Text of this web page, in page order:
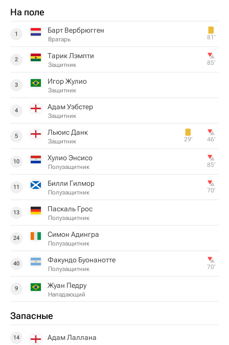
На поле
1 Барт Вербрюгген
Вратарь 81‎’‎
2 Тарик Лэмпти
Защитник 85‎’‎
3 Игор Жулио
Защитник
4 Адам Уэбстер
Защитник
5 Льюис Данк
Защитник 29‎’‎ 46‎’‎
10 Хулио Энсисо
Полузащитник 85‎’‎
11 Билли Гилмор
Полузащитник 70‎’‎
13 Паскаль Грос
Полузащитник
24 Симон Адингра
Полузащитник
40 Факундо Буонанотте
Полузащитник 70‎’‎
9 Жуан Педру
Нападающий
Запасные
14 Адам Лаллана